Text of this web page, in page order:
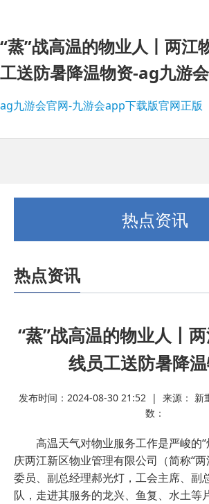
“蒸”战高温的物业人丨两江
工送防暑降温物资-ag九游
ag九游会官网-九游会app下载版官网正版
热点资讯
热点资讯
“蒸”战高温的物业人丨
线员工送防暑降
发布时间：2024-08-30 21:52 | 来源：
数：
高温天气对物业服务工作是严峻的
庆两江新区物业管理有限公司（简称“
委员、副总经理郝光灯，工会主席、副
队，走进其服务的龙兴、鱼复、水土等